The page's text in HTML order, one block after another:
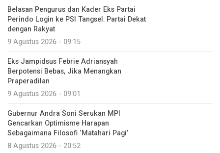
Belasan Pengurus dan Kader Eks Partai
Perindo Login ke PSI Tangsel: Partai Dekat
dengan Rakyat
9 Agustus 2026 - 09:15
Eks Jampidsus Febrie Adriansyah
Berpotensi Bebas, Jika Menangkan
Praperadilan
9 Agustus 2026 - 09:01
Gubernur Andra Soni Serukan MPI
Gencarkan Optimisme Harapan
Sebagaimana Filosofi ‘Matahari Pagi’
8 Agustus 2026 - 20:52